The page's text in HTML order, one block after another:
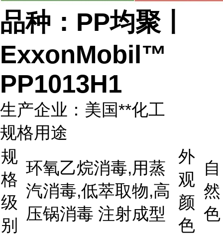
品种：PP均聚丨
ExxonMobil™
PP1013H1
生产企业：美国**化工
规格用途
规
格
级
别
环氧乙烷消毒,用蒸
汽消毒,低萃取物,高
压锅消毒 注射成型
外
观
颜
色
自
然
色